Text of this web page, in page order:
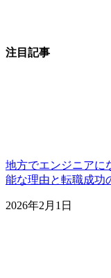
注目記事
地方でエンジニアに
能な理由と転職成功
2026年2月1日